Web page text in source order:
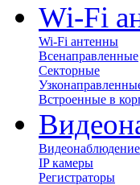
Wi-Fi
Wi-Fi антенны
Всенаправленные
Секторные
Встроенные в
Видеонаблюдение
IP камеры
Регистраторы